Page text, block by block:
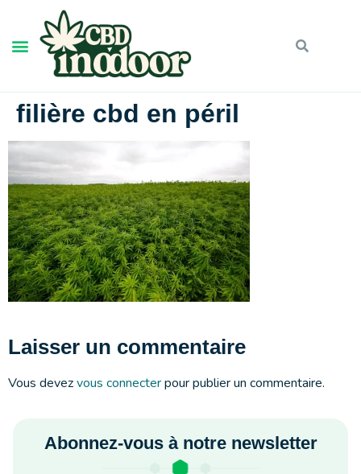
filière cbd en péril
Laisser un commentaire
Vous devezvous connecterpour publier un commentaire.
Abonnez-vous à notre newsletter